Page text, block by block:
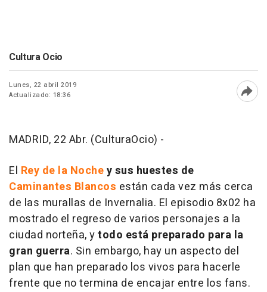
Cultura Ocio
Lunes, 22 abril 2019
Actualizado: 18:36
MADRID, 22 Abr. (CulturaOcio) -
El Rey de la Nochey sus huestes de
Caminantes Blancos están cada vez más cerca
de las murallas de Invernalia. El episodio 8x02 ha
mostrado el regreso de varios personajes a la
ciudad norteña, ytodo está preparado para la
gran guerra. Sin embargo, hay un aspecto del
plan que han preparado los vivos para hacerle
frente que no termina de encajar entre los fans.